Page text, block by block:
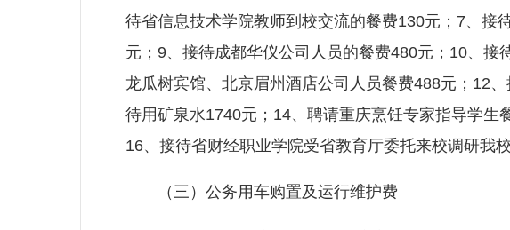
待省信息技术学院教师到校交流的餐费130元；7、接
元；9、接待成都华仪公司人员的餐费480元；10、
龙瓜树宾馆、北京眉州酒店公司人员餐费488元；12
待用矿泉水1740元；14、聘请重庆烹饪专家指导学生
16、接待省财经职业学院受省教育厅委托来校调研我
（三）公务用车购置及运行维护费